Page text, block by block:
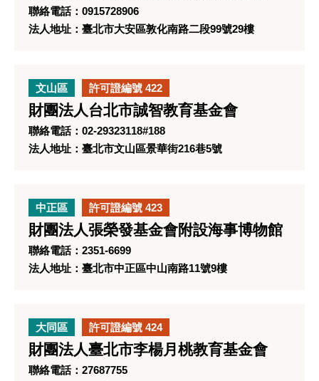
聯絡電話：0915728906
法人地址：臺北市大安區敦化南路二段99號29樓
文山區 許可證編號 422
財團法人台北市誠智教育基金會
聯絡電話：02-29323118#188
法人地址：臺北市文山區景華街216巷5號
中正區 許可證編號 423
財團法人張榮發基金會附設海事博物館
聯絡電話：2351-6699
法人地址：臺北市中正區中山南路11號9樓
大同區 許可證編號 424
財團法人臺北市李楊月桃教育基金會
聯絡電話：27687755